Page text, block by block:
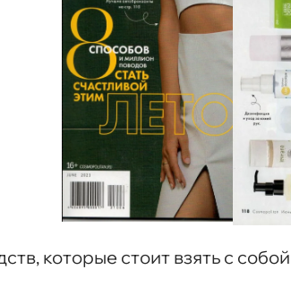
которые стоит взять с